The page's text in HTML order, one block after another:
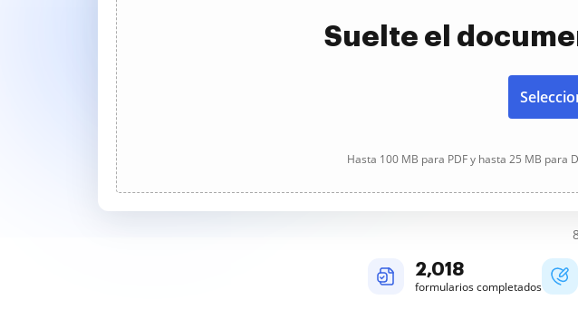
Suelte el
Hasta 100 MB para PDF y hasta 25 MB para
2,018
formularios completados